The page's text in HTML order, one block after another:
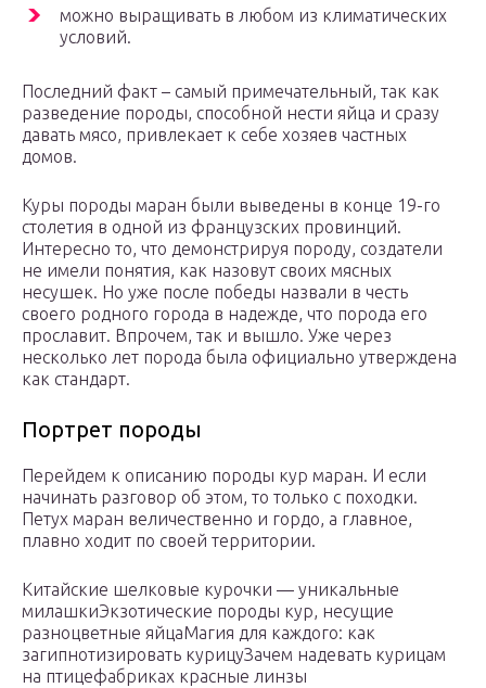
можно выращивать в любом из климатических
условий.
Последний факт – самый примечательный, так как
разведение породы, способной нести яйца и сразу
давать мясо, привлекает к себе хозяев частных
домов.
Куры породы маран были выведены в конце 19-го
столетия в одной из французских провинций.
Интересно то, что демонстрируя породу, создатели
не имели понятия, как назовут своих мясных
несушек. Но уже после победы назвали в честь
своего родного города в надежде, что порода его
прославит. Впрочем, так и вышло. Уже через
несколько лет порода была официально утверждена
как стандарт.
Портрет породы
Перейдем к описанию породы кур маран. И если
начинать разговор об этом, то только с походки.
Петух маран величественно и гордо, а главное,
плавно ходит по своей территории.
Китайские шелковые курочки — уникальные
милашкиЭкзотические породы кур, несущие
разноцветные яйцаМагия для каждого: как
загипнотизировать курицуЗачем надевать курицам
на птицефабриках красные линзы